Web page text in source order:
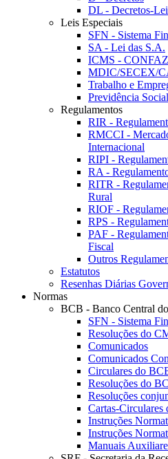
DL - Decretos-
Leis Especiais
SFN - Sistema
SA - Lei das S.A.
ICMS -
MDIC/SECEX/
Trabalho e
Previdência Social
Regulamentos
RIR -
RMCCI -
Internacional
RIPI -
RA -
RITR -
Rural
RIOF -
RPS -
PAF -
Fiscal
Outros
Estatutos
Resenhas Diárias
Normas
BCB - Banco Central
SFN - Sistema
Resoluções do
Comunicados
Comunicados
Circulares do
Resoluções do
Resoluções
Cartas-Circulares
Instruções
Instruções
Manuais